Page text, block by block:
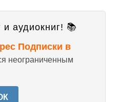
аудиокниг! 📚
Подписки в
неограниченным